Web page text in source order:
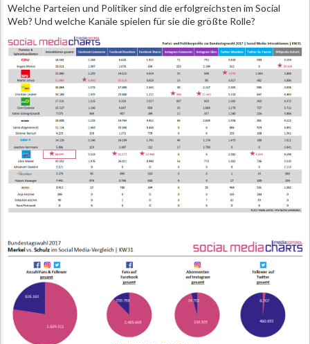
Welche Parteien und Politiker sind die erfolgreichsten im Social
Web? Und welche Kanäle spielen für sie die größte Rolle?